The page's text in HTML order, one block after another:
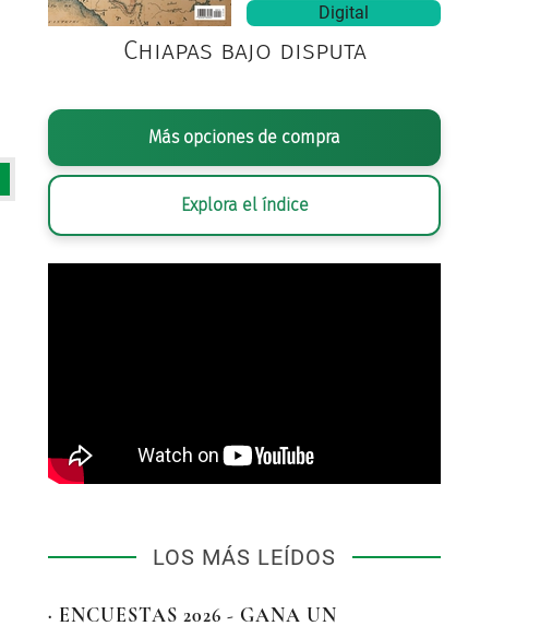
Digital
Chiapas bajo disputa
Más opciones de compra
Explora el índice
LOS MÁS LEÍDOS
· ENCUESTAS 2026 - GANA UN